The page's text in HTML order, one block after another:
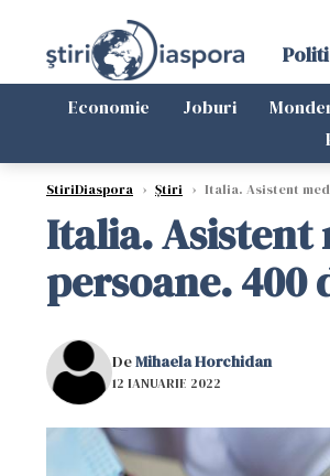
Economie Joburi
StiriDiaspora › Știri › Italia. Asistent
Italia. Asistent
persoane. 400
DeMihaela Horchidan
12 IANUARIE 2022